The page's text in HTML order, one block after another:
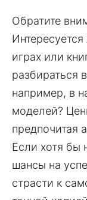
Обратите
играх или
разбираться
например, в
моделей?
предпочитая
Если хотя бы
шансы на
страсти к